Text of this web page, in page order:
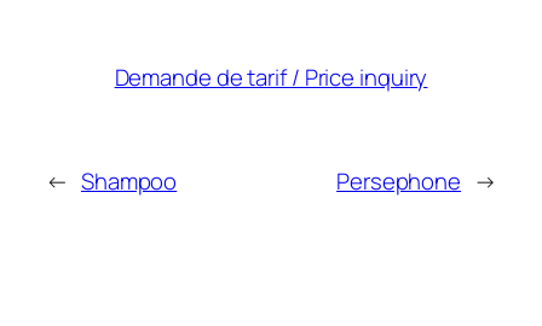
Demande de tarif / Price inquiry
← Shampoo Persephone →